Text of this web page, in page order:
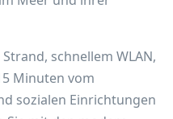
schnellem WLAN,
Minuten vom
sozialen Einrichtungen